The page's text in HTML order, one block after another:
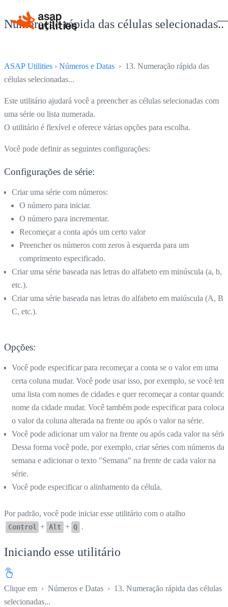
Numeração rápida das células selecionadas...
ASAP Utilities › Números e Datas › 13. Numeração rápida das
células selecionadas...
Este utilitário ajudará você a preencher as células selecionadas com
uma série ou lista numerada.
O utilitário é flexível e oferece várias opções para escolha.
Você pode definir as seguintes configurações:
Configurações de série:
Criar uma série com números:
O número para iniciar.
O número para incrementar.
Recomeçar a conta após um certo valor
Preencher os números com zeros à esquerda para um
comprimento especificado.
Criar uma série baseada nas letras do alfabeto em minúscula (a, b,
etc.).
Criar uma série baseada nas letras do alfabeto em maiúscula (A, B,
C, etc.).
Opções:
Você pode especificar para recomeçar a conta se o valor em uma
certa coluna mudar. Você pode usar isso, por exemplo, se você tem
uma lista com nomes de cidades e quer recomeçar a contar quando
nome da cidade mudar. Você também pode especificar para colocar
o valor da coluna alterada na frente ou após o valor na série.
Você pode adicionar um valor na frente ou após cada valor na série.
Dessa forma você pode, por exemplo, criar séries com números da
semana e adicionar o texto "Semana" na frente de cada valor na
série.
Você pode especificar o alinhamento da célula.
Por padrão, você pode iniciar esse utilitário com o atalho
Control + Alt + Q .
Iniciando esse utilitário
Clique em › Números e Datas › 13. Numeração rápida das células
selecionadas...